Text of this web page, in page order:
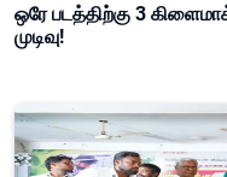
ஒரே படத்திற்கு 3
முடிவு!